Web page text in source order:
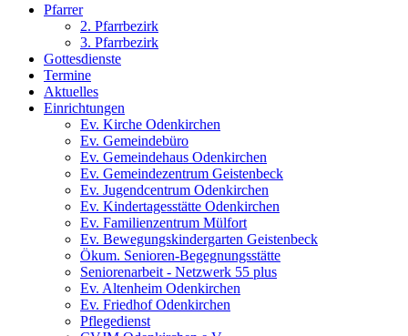
Pfarrer
2. Pfarrbezirk
3. Pfarrbezirk
Gottesdienste
Termine
Aktuelles
Einrichtungen
Ev. Kirche Odenkirchen
Ev. Gemeindebüro
Ev. Gemeindehaus Odenkirchen
Ev. Gemeindezentrum Geistenbeck
Ev. Jugendcentrum Odenkirchen
Ev. Kindertagesstätte Odenkirchen
Ev. Familienzentrum Mülfort
Ev. Bewegungskindergarten Geistenbeck
Ökum. Senioren-Begegnungsstätte
Seniorenarbeit - Netzwerk 55 plus
Ev. Altenheim Odenkirchen
Ev. Friedhof Odenkirchen
Pflegedienst